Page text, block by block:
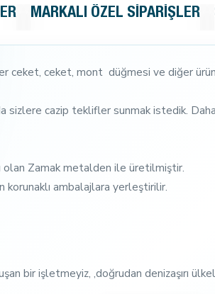
MARKALI ÖZEL SIPARIŞLER
ceket, ceket, mont düğmesi ve diğer
sizlere cazip teklifler sunmak istedik.
olan Zamak metalden ile üretilmiştir.
korunaklı ambalajlara yerleştirilir.
bir işletmeyiz, ,doğrudan denizaşırı